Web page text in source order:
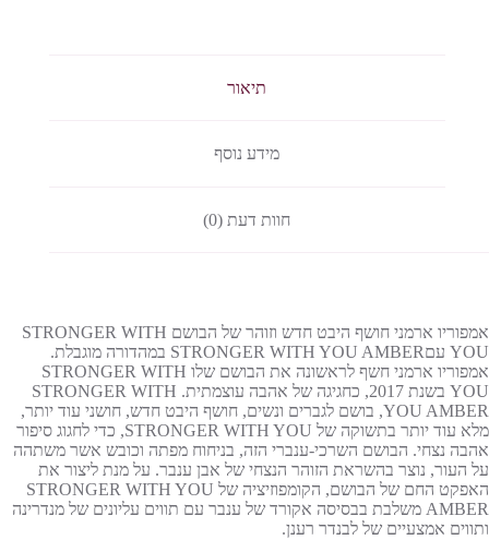
תיאור
מידע נוסף
חוות דעת (0)
אמפוריו ארמני חושף היבט חדש וזוהר של הבושם STRONGER WITH
YOU עםSTRONGER WITH YOU AMBER במהדורה מוגבלת.
אמפוריו ארמני חשף לראשונה את הבושם שלו STRONGER WITH
YOU בשנת 2017, כחגיגה של אהבה עוצמתית. STRONGER WITH
YOU AMBER, בושם לגברים ונשים, חושף היבט חדש, חושני עוד יותר,
מלא עוד יותר בתשוקה של STRONGER WITH YOU, כדי לחגוג סיפור
אהבה נצחי. הבושם השרכי-ענברי הזה, בניחוח מפתה וכובש אשר משתהה
על העור, נוצר בהשראת הזוהר הנצחי של אבן ענבר. על מנת ליצור את
האפקט החם של הבושם, הקומפוזיציה של STRONGER WITH YOU
AMBER משלבת בבסיסה אקורד של ענבר עם תווים עליונים של מנדרינה
ותווים אמצעיים של לבנדר רענן.